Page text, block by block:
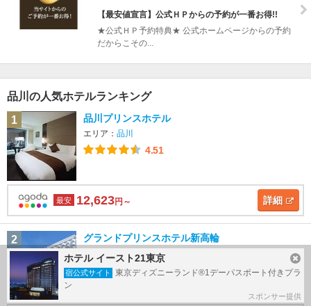
【最安値宣言】公式ＨＰからの予約が一番お得!!
★公式ＨＰ予約特典★ 公式ホームページからの予約
だからこその...
品川の人気ホテルランキング
1
品川プリンスホテル
エリア： 品川
4.51
最安 12,623円～ 詳細
2 グランドプリンスホテル新高輪
エリア： 品川
4.21
ホテル イースト21東京
宿公式サイト
東京ディズニーランド®1デーパスポート付きプラ
ン
スポンサー提供